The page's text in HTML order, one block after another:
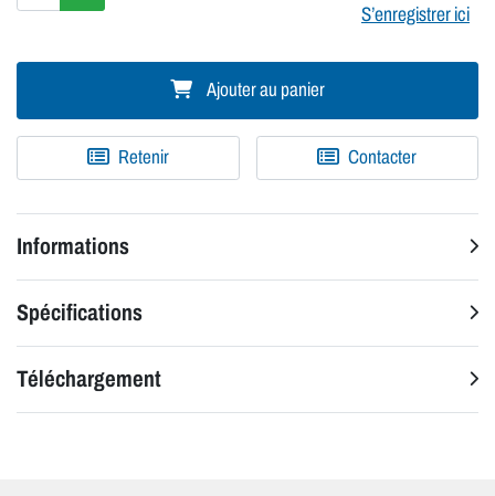
S’enregistrer ici
Ajouter au panier
Retenir Contacter
Informations
Spécifications
Téléchargement